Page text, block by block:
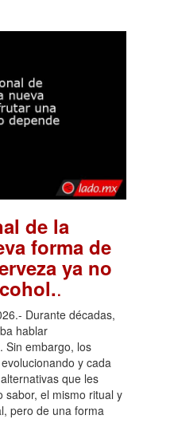
de la
forma de
ya no
.
Durante décadas,
hablar
Sin embargo, los
y cada
que les
sabor, el mismo ritual y
pero de una forma